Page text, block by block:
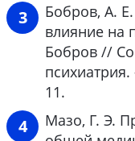
Бобров, А.
влияние на
Бобров //
11.
Мазо, Г. Э.